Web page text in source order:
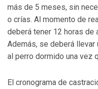
más de 5 meses, sin
o crías. Al momento de
deberá tener 12 horas
Además, se deberá llevar
al perro dormido una vez
El cronograma de